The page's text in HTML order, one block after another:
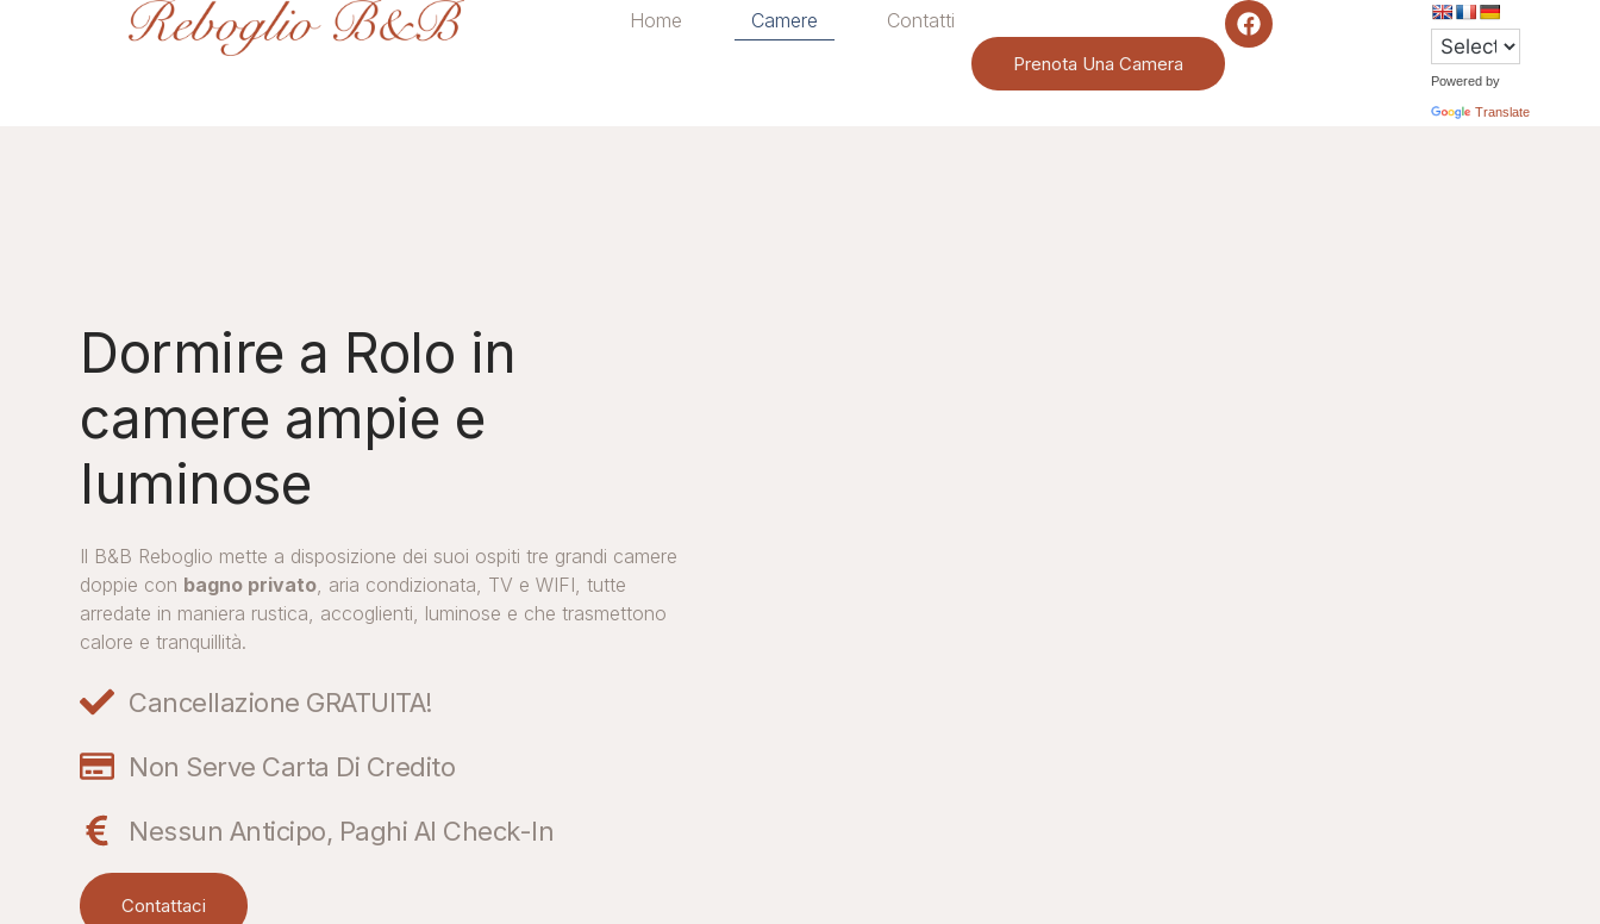
Home Camere Contatti
Prenota Una Camera
Powered by
Translate
Dormire a Rolo in
camere ampie e
luminose
Il B&B Reboglio mette a disposizione dei suoi ospiti tre grandi camere
doppie con bagno privato, aria condizionata, TV e WIFI, tutte
arredate in maniera rustica, accoglienti, luminose e che trasmettono
calore e tranquillità.
Cancellazione GRATUITA!
Non Serve Carta Di Credito
Nessun Anticipo, Paghi Al Check-In
Contattaci